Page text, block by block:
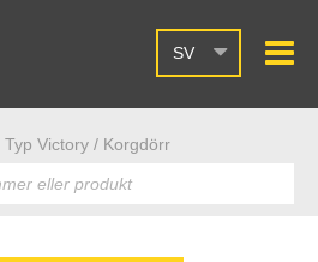
SV
Typ Victory / Korgdörr